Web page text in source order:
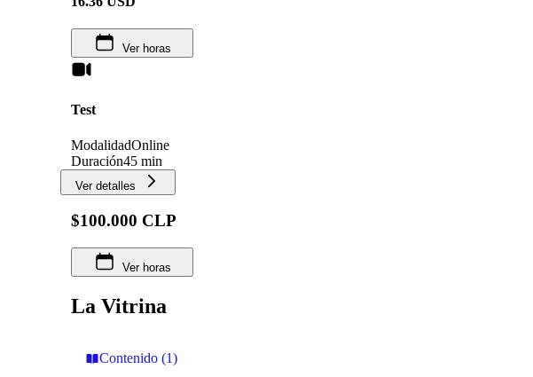
Ver horas
Test
ModalidadOnline
Duración45 min
Ver detalles
$100.000 CLP
Ver horas
La Vitrina
Contenido (1)